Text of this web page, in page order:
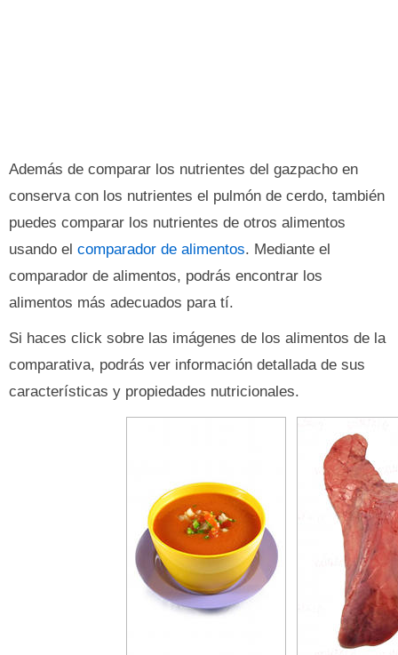
Además de comparar los nutrientes del gazpacho en
conserva con los nutrientes el pulmón de cerdo, también
puedes comparar los nutrientes de otros alimentos
usando el comparador de alimentos. Mediante el
comparador de alimentos, podrás encontrar los
alimentos más adecuados para tí.
Si haces click sobre las imágenes de los alimentos de la
comparativa, podrás ver información detallada de sus
características y propiedades nutricionales.